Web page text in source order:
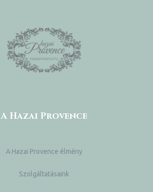
A Hazai Provence
A Hazai Provence élmény
Szolgáltatásaink